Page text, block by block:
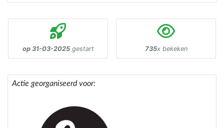
op 31-03-2025gestart 735x bekeken
Actie georganiseerd voor: